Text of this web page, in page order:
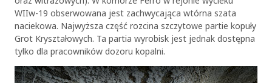
WIIw-19 obserwowana jest zachwycająca wtórna szata
naciekowa. Najwyższa część rozcina szczytowe partie kopuły
Grot Kryształowych. Ta partia wyrobisk jest jednak dostępna
tylko dla pracowników dozoru kopalni.